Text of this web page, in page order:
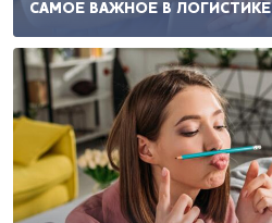
САМОЕ ВАЖНОЕ В ЛОГИСТИКЕ